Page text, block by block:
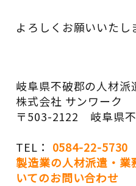
よろしくお願いいたし
岐阜県不破郡の人材派
株式会社 サンワーク
〒503-2122 岐阜県
TEL： 0584-22-5730
製造業の人材派遣・業
いてのお問い合わせ